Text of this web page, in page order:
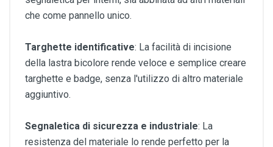
che come pannello unico.
Targhette identificative: La facilità di incisione
della lastra bicolore rende veloce e semplice creare
targhette e badge, senza l'utilizzo di altro materiale
aggiuntivo.
Segnaletica di sicurezza e industriale: La
resistenza del materiale lo rende perfetto per la